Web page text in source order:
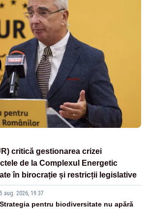
critică gestionarea crizei
de la Complexul Energetic
în birocrație și restricții legislative
5 aug. 2026, 19:37
Strategia pentru biodiversitate nu apără